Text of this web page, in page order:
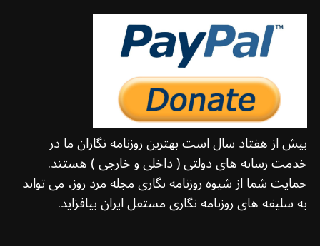
بیش از هفتاد سال است بهترین روزنامه نگاران ما در
خدمت رسانه های دولتی ( داخلی و خارجی ) هستند.
حمایت شما از شیوه روزنامه نگاری مجله مرد روز، می تواند
به سلیقه های روزنامه نگاری مستقل ایران بیافزاید.